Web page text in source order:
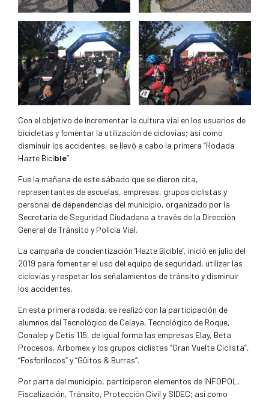
Con el objetivo de incrementar la cultura vial en los usuarios de
bicicletas y fomentar la utilización de ciclovías; así como
disminuir los accidentes, se llevó a cabo la primera “Rodada
Hazte Bicible”.
Fue la mañana de este sábado que se dieron cita,
representantes de escuelas, empresas, grupos ciclistas y
personal de dependencias del municipio, organizado por la
Secretaría de Seguridad Ciudadana a través de la Dirección
General de Tránsito y Policía Vial.
La campaña de concientización ‘Hazte Bicible’, inició en julio del
2019 para fomentar el uso del equipo de seguridad, utilizar las
ciclovías y respetar los señalamientos de tránsito y disminuir
los accidentes.
En esta primera rodada, se realizó con la participación de
alumnos del Tecnológico de Celaya, Tecnológico de Roque,
Conalep y Cetis 115, de igual forma las empresas Elay, Beta
Procesos, Arbomex y los grupos ciclistas “Gran Vuelta Ciclista”,
“Fosforilocos” y “Güitos & Burras”.
Por parte del municipio, participaron elementos de INFOPOL,
Fiscalización, Tránsito, Protección Civil y SIDEC; así como